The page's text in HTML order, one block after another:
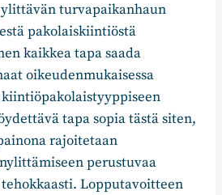
turvapaikanhaun
pakolaiskiintiöstä
kaikkea tapa saada
oikeudenmukaisessa
kiintiöpakolaistyyppiseen
tapa sopia tästä siten,
rajoitetaan
perustuvaa
Lopputavoitteen